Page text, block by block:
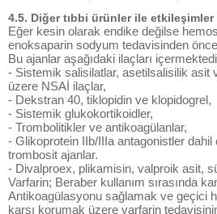
4.5. Diğer tıbbi ürünler ile
Eğer kesin olarak endike değilse
enoksaparin sodyum tedavisinden
Bu ajanlar aşağıdaki ilaçları
- Sistemik salisilatlar, asetilsalisilik asit
üzere NSAİ ilaçlar,
- Dekstran 40, tiklopidin ve klopidogrel,
- Sistemik glukokortikoidler,
- Trombolitikler ve antikoagülanlar,
- Glikoprotein IIb/IIIa antagonistler
trombosit ajanlar.
- Divalproex, plikamisin, valproik asit,
Varfarin; Beraber kullanım sırasında
Antikoagülasyonu sağlamak ve geçici
karsı korumak üzere varfarin